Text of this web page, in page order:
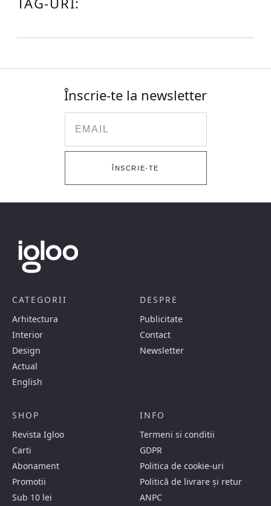
Înscrie-te la newsletter
ÎNSCRIE-TE
CATEGORII
Arhitectura
Interior
Design
Actual
English
DESPRE
Publicitate
Contact
Newsletter
SHOP
Revista Igloo
Carti
Abonament
Promotii
Sub 10 lei
INFO
Termeni si conditii
GDPR
Politica de cookie-uri
Politică de livrare și retur
ANPC